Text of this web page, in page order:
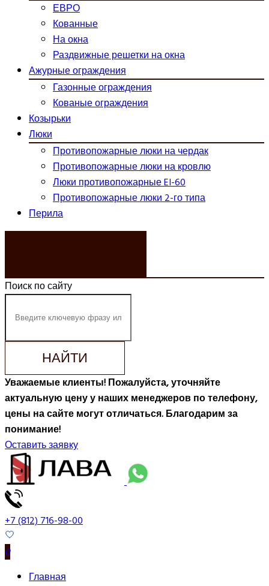
ЕВРО
Кованные
На окна
Раздвижные решетки на окна
Ажурные ограждения
Газонные ограждения
Кованые ограждения
Козырьки
Люки
Противопожарные люки на чердак
Противопожарные люки на кровлю
Люки противопожарные EI-60
Противопожарные люки 2-го типа
Перила
Поиск по сайту
НАЙТИ
Уважаемые клиенты! Пожалуйста, уточняйте
актуальную цену у наших менеджеров по телефону,
цены на сайте могут отличаться. Благодарим за
понимание!
Оставить заявку
+7 (812) 716-98-00
0
Главная